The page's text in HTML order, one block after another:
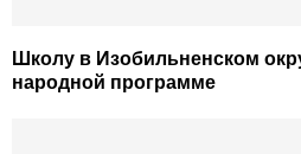
Школу в Изобильненском
народной программе